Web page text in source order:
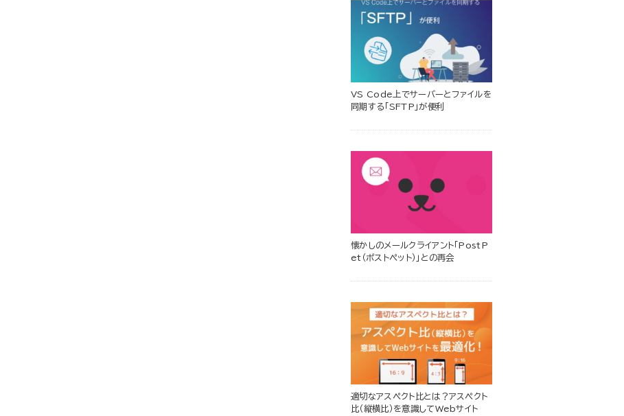
VS Code上でサーバーとファイルを
同期する「SFTP」が便利
懐かしのメールクライアント「PostP
et（ポストペット）」との再会
適切なアスペクト比とは？アスペクト
比（縦横比）を意識してWebサイト